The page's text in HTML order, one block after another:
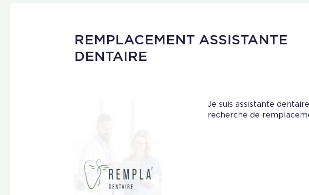
REMPLACEMENT ASSISTANTE
DENTAIRE
Je suis assistante
recherche de